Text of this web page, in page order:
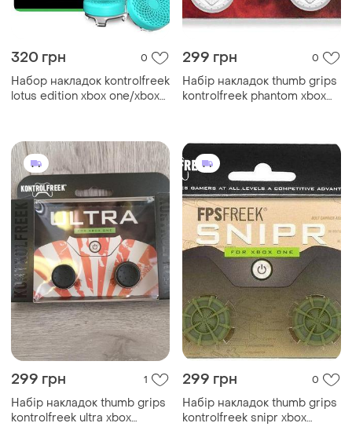
320 грн 0
Набор накладок kontrolfreek
lotus edition xbox one/xbox
299 грн 0
Набір накладок thumb grips
kontrolfreek phantom xbox
299 грн 1
Набір накладок thumb grips
kontrolfreek ultra xbox
299 грн 0
Набір накладок thumb grips
kontrolfreek snipr xbox